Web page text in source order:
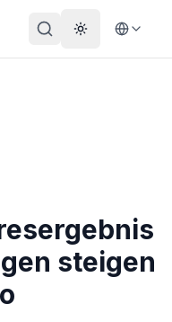
Theme
steigen